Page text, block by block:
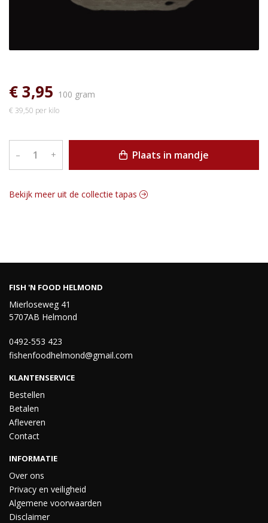
€ 3,95 100 gram
€ 39,50 per kilo
– + Plaats in mandje
Bekijk meer uit de collectie tapas
FISH 'N FOOD HELMOND
Mierloseweg 41
5707AB Helmond
0492-553 423
fishenfoodhelmond@gmail.com
KLANTENSERVICE
Bestellen
Betalen
Afleveren
Contact
INFORMATIE
Over ons
Privacy en veiligheid
Algemene voorwaarden
Disclaimer